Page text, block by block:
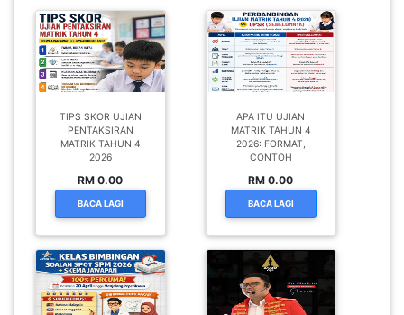
TIPS SKOR UJIAN
PENTAKSIRAN
MATRIK TAHUN 4
2026
RM 0.00
BACA LAGI
APA ITU UJIAN
MATRIK TAHUN 4
2026: FORMAT,
CONTOH
RM 0.00
BACA LAGI